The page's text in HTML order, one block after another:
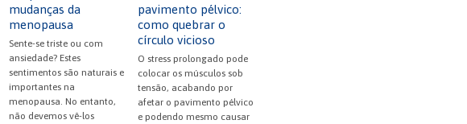
mudanças da
menopausa
Sente-se triste ou com
ansiedade? Estes
sentimentos são naturais e
importantes na
menopausa. No entanto,
não devemos vê-los
pavimento pélvico:
como quebrar o
círculo vicioso
O stress prolongado pode
colocar os músculos sob
tensão, acabando por
afetar o pavimento pélvico
e podendo mesmo causar